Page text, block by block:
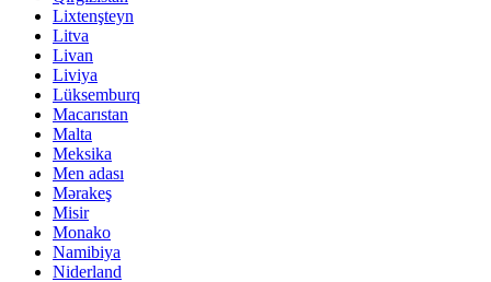
Lixtenşteyn
Litva
Livan
Liviya
Lüksemburq
Macarıstan
Malta
Meksika
Men adası
Mərakeş
Misir
Monako
Namibiya
Niderland